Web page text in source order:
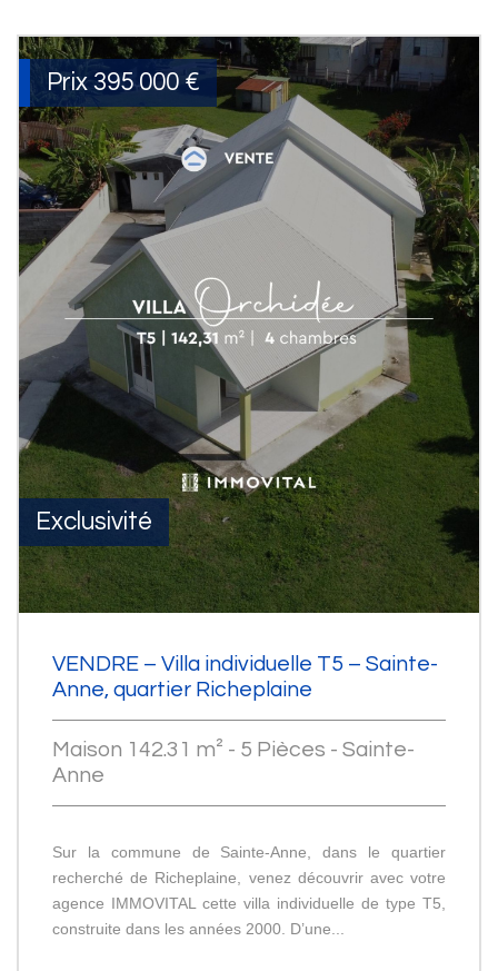
Exclusivité
Prix 395 000 €
VENDRE – Villa individuelle T5 – Sainte-
Anne, quartier Richeplaine
Maison 142.31 m² - 5 Pièces - Sainte-
Anne
Sur la commune de Sainte-Anne, dans le quartier
recherché de Richeplaine, venez découvrir avec votre
agence IMMOVITAL cette villa individuelle de type T5,
construite dans les années 2000. D’une...